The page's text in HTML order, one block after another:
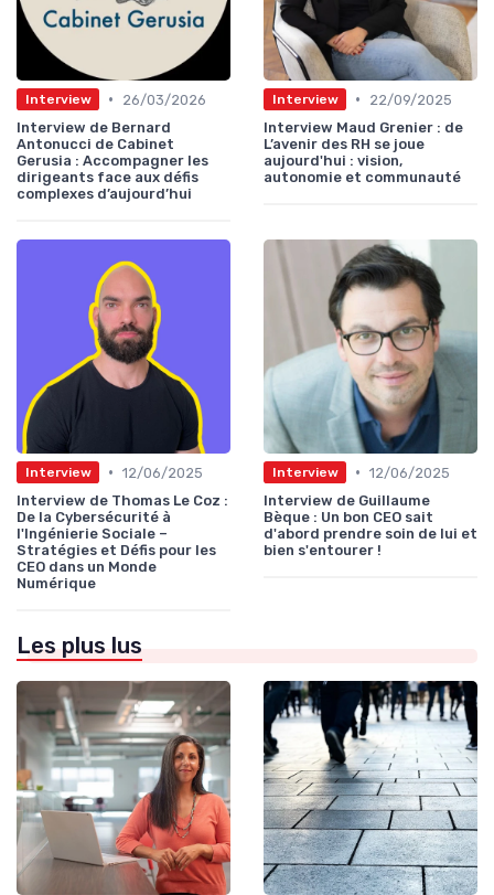
Interview •
26/03/2026
Interview de Bernard
Antonucci de Cabinet
Gerusia : Accompagner les
dirigeants face aux défis
complexes d’aujourd’hui
Interview •
22/09/2025
Interview Maud Grenier : de
L’avenir des RH se joue
aujourd'hui : vision,
autonomie et communauté
Interview • 12/06/2025
Interview de Thomas Le Coz :
De la Cybersécurité à
l'Ingénierie Sociale –
Stratégies et Défis pour les
CEO dans un Monde
Numérique
Interview • 12/06/2025
Interview de Guillaume
Bèque : Un bon CEO sait
d'abord prendre soin de lui et
bien s'entourer !
Les plus lus